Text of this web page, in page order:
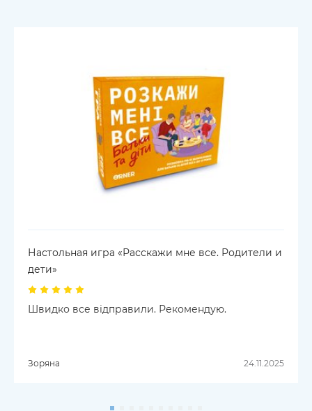
Настольная игра «Расскажи мне все. Родители и
дети»
Швидко все відправили. Рекомендую.
Зоряна 24.11.2025